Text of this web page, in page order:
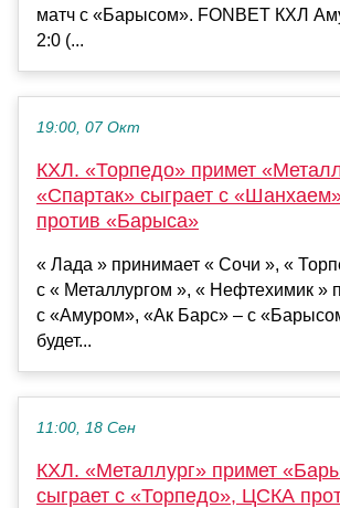
матч с «Барысом». FONBET КХЛ
2:0 (...
19:00, 07 Окт
КХЛ. «Торпедо» примет
«Спартак» сыграет с
против «Барыса»
« Лада » принимает « Сочи », «
с « Металлургом », « Нефтехимик »
с «Амуром», «Ак Барс» – с
будет...
11:00, 18 Сен
КХЛ. «Металлург» примет
сыграет с «Торпедо», ЦСКА